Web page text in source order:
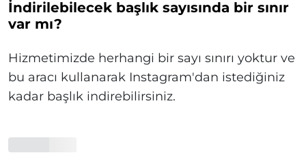
İndirilebilecek başlık sayısında bir sınır
var mı?
Hizmetimizde herhangi bir sayı sınırı yoktur ve
bu aracı kullanarak Instagram'dan istediğiniz
kadar başlık indirebilirsiniz.